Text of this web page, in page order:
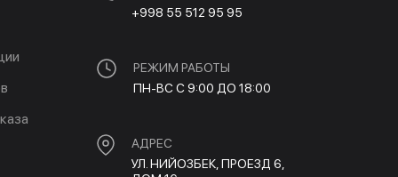
+998 55 512 95 95
РЕЖИМ РАБОТЫ
ПН-ВС С 9:00 ДО 18:00
АДРЕС
УЛ. НИЙОЗБЕК, ПРОЕЗД 6,